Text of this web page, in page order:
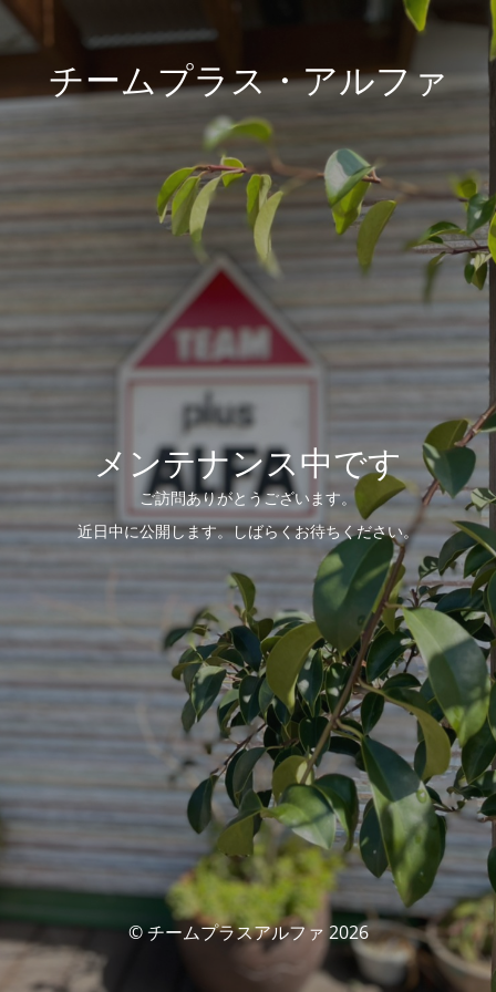
チームプラス・アルファ
メンテナンス中です
ご訪問ありがとうございます。
近日中に公開します。しばらくお待ちください。
© チームプラスアルファ 2026